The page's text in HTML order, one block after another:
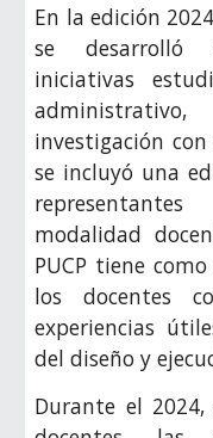
En la edición
se desarrolló
iniciativas
investigación
se incluyó una
modalidad
PUCP tiene
los docentes
experiencias
del diseño y
Durante el